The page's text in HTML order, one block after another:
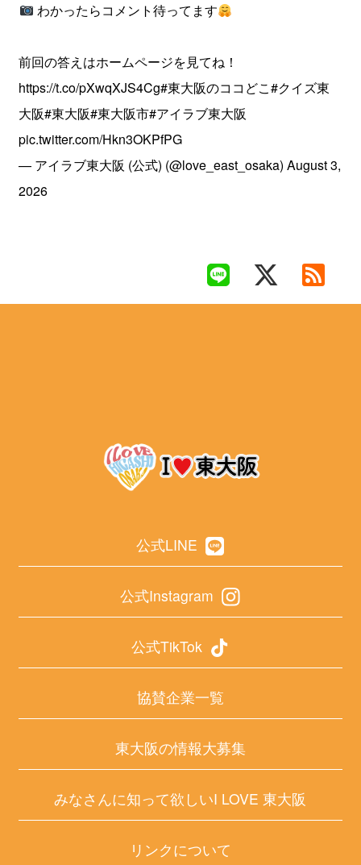
わかったらコメント待ってます
前回の答えはホームページを見てね！
https://t.co/pXwqXJS4Cg#東大阪のココどこ#クイズ東
大阪#東大阪#東大阪市#アイラブ東大阪
pic.twitter.com/Hkn3OKPfPG
— アイラブ東大阪 (公式) (@love_east_osaka)August 3,
2026
公式LINE
公式Instagram
公式TikTok
協賛企業一覧
東大阪の情報大募集
みなさんに知って欲しいI LOVE 東大阪
リンクについて